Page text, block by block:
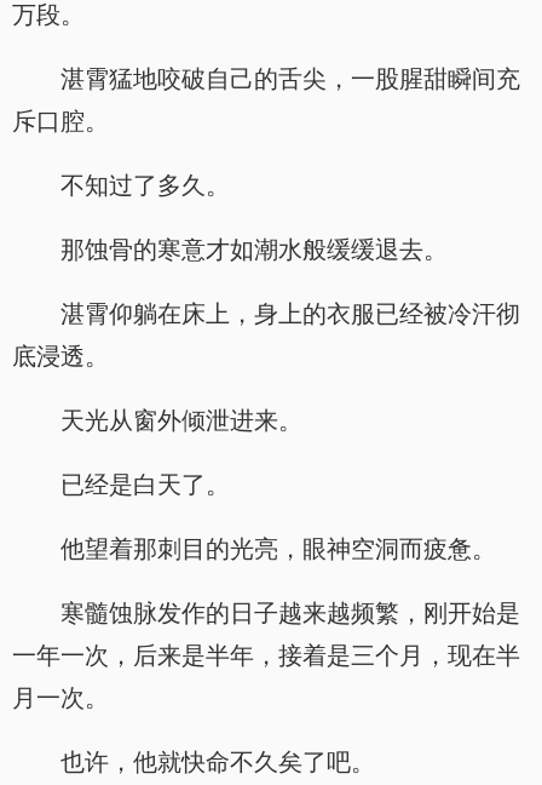
万段。
湛霄猛地咬破自己的舌尖，一股腥甜瞬间充
斥口腔。
不知过了多久。
那蚀骨的寒意才如潮水般缓缓退去。
湛霄仰躺在床上，身上的衣服已经被冷汗彻
底浸透。
天光从窗外倾泄进来。
已经是白天了。
他望着那刺目的光亮，眼神空洞而疲惫。
寒髓蚀脉发作的日子越来越频繁，刚开始是
一年一次，后来是半年，接着是三个月，现在半
月一次。
也许，他就快命不久矣了吧。